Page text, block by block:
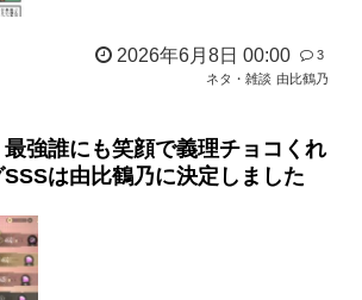
2026年6月8日 00:00
3
ネタ・雑談 由比鶴乃
最強誰にも笑顔で義理チョコくれ
は由比鶴乃に決定しました